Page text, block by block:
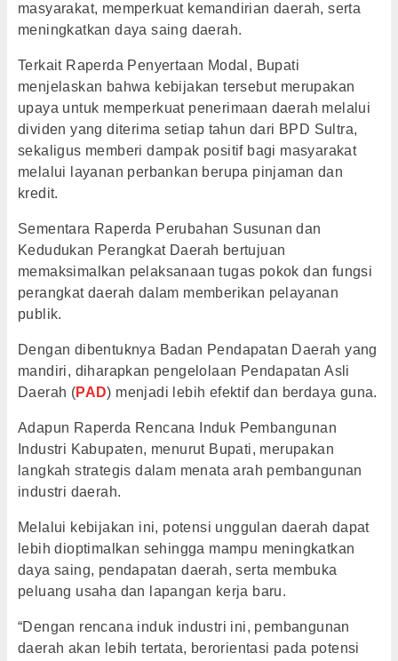
masyarakat, memperkuat kemandirian daerah, serta
meningkatkan daya saing daerah.
Terkait Raperda Penyertaan Modal, Bupati
menjelaskan bahwa kebijakan tersebut merupakan
upaya untuk memperkuat penerimaan daerah melalui
dividen yang diterima setiap tahun dari BPD Sultra,
sekaligus memberi dampak positif bagi masyarakat
melalui layanan perbankan berupa pinjaman dan
kredit.
Sementara Raperda Perubahan Susunan dan
Kedudukan Perangkat Daerah bertujuan
memaksimalkan pelaksanaan tugas pokok dan fungsi
perangkat daerah dalam memberikan pelayanan
publik.
Dengan dibentuknya Badan Pendapatan Daerah yang
mandiri, diharapkan pengelolaan Pendapatan Asli
Daerah (PAD) menjadi lebih efektif dan berdaya guna.
Adapun Raperda Rencana Induk Pembangunan
Industri Kabupaten, menurut Bupati, merupakan
langkah strategis dalam menata arah pembangunan
industri daerah.
Melalui kebijakan ini, potensi unggulan daerah dapat
lebih dioptimalkan sehingga mampu meningkatkan
daya saing, pendapatan daerah, serta membuka
peluang usaha dan lapangan kerja baru.
“Dengan rencana induk industri ini, pembangunan
daerah akan lebih tertata, berorientasi pada potensi